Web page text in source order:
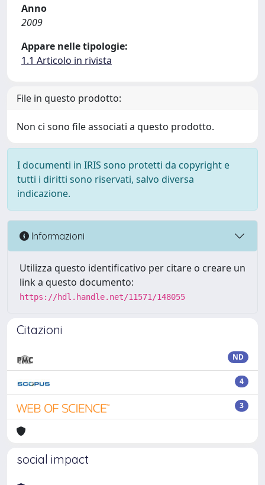
Anno
2009
Appare nelle tipologie:
1.1 Articolo in rivista
File in questo prodotto:
Non ci sono file associati a questo prodotto.
I documenti in IRIS sono protetti da copyright e
tutti i diritti sono riservati, salvo diversa
indicazione.
Informazioni
Utilizza questo identificativo per citare o creare un
link a questo documento:
https://hdl.handle.net/11571/148055
Citazioni
ND
4
3
social impact